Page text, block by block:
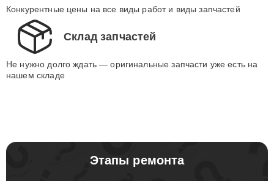
Конкурентные цены на все виды работ и виды запчастей
Склад запчастей
Не нужно долго ждать — оригинальные запчасти уже есть на
нашем складе
Этапы ремонта